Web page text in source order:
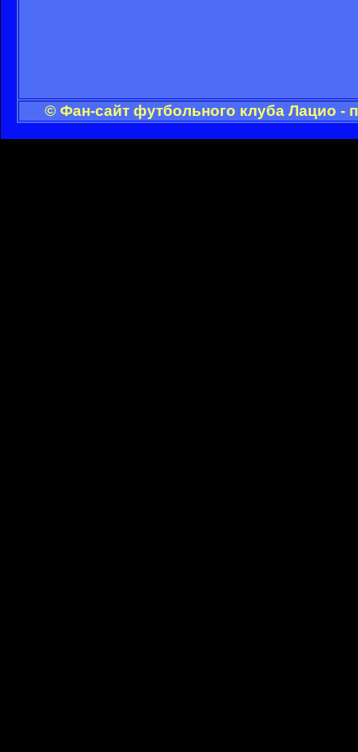
© Фан-сайт футбольного клуба Лацио -